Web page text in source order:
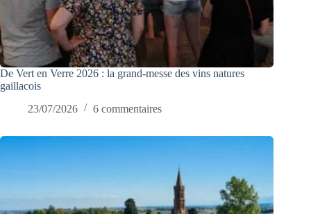
De Vert en Verre 2026 : la grand-messe des vins natures
gaillacois
23/07/2026
6 commentaires